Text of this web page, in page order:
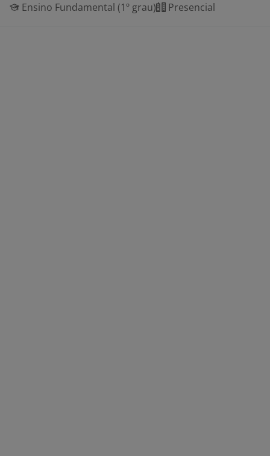
Ensino Fundamental (1º grau)
Presencial